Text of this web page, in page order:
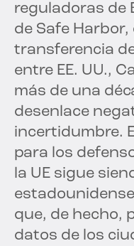
reguladoras de
de Safe
transferencia
entre EE. UU.,
más de una
desenlace
incertidumbre.
para los
la UE sigue
que, de hecho,
datos de los